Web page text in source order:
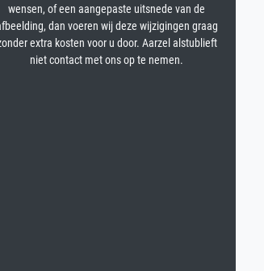
wensen, of een aangepaste uitsnede van de
dan voeren wij deze wijzigingen graag
extra kosten voor u door. Aarzel alstublieft
niet contact met ons op te nemen.